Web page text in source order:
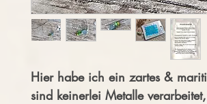
Hier habe ich ein zartes &
sind keinerlei Metalle